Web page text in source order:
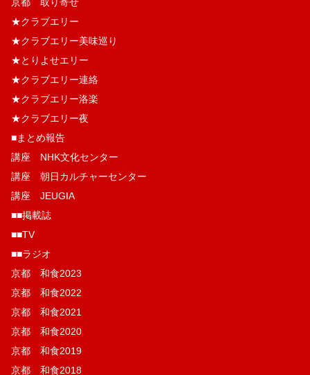
★クラブエリー
★クラブエリー美味巡り
★とりよせエリー
★クラブエリー連絡
★クラブエリー洛楽
★クラブエリー夜
■まとめ報告
講座 NHK文化センター
講座 朝日カルチャーセンター
講座 JEUGIA
■■掲載誌
■■TV
■■ラジオ
京都 和食2023
京都 和食2022
京都 和食2021
京都 和食2020
京都 和食2019
京都 和食2018